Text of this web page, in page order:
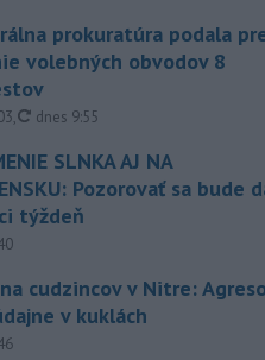
prokuratúra podala
volebných obvodov 8
, aktualizované
dnes 9:55
SLNKA AJ NA
Pozorovať sa bude
týždeň
cudzincov v Nitre:
v kuklách